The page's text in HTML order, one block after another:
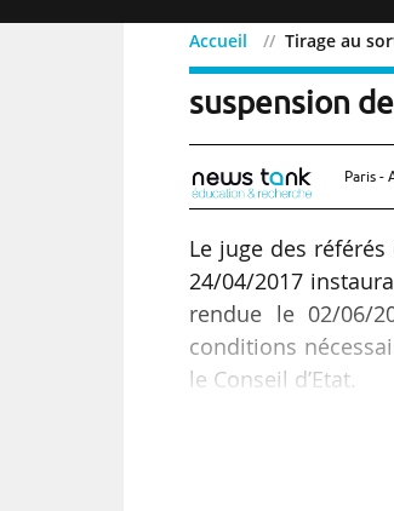
Accueil Tirage au
Tirage au
suspension
Paris -
Le juge des
24/04/2017
rendue le 02/06/
conditions
le Conseil d’Etat.